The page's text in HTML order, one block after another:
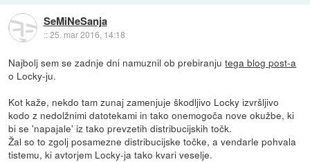
SeMiNeSanja
::25. mar 2016, 14:18
Najbolj sem se zadnje dni namuznil ob prebiranjutega blog post-a
o Locky-ju.
Kot kaže, nekdo tam zunaj zamenjuje škodljivo Locky izvršljivo
kodo z nedolžnimi datotekami in tako onemogoča nove okužbe, ki
bi se 'napajale' iz tako prevzetih distribucijskih točk.
Žal so to zgolj posamezne distribucijske točke, a vendarle pohvala
tistemu, ki avtorjem Locky-ja tako kvari veselje.